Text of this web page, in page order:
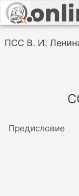
ПСС В. И.
Предисловие